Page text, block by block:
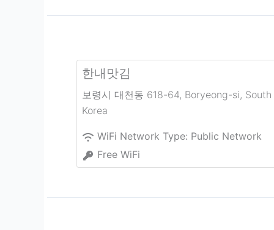
한내맛김
보령시 대천동 618-64, Boryeong-si, South
Korea
WiFi Network Type: Public Network
Free WiFi